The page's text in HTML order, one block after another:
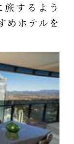
するよう
めホテルを